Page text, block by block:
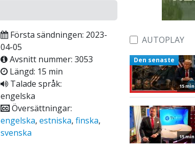
Första sändningen: 2023-
04-05
Avsnitt nummer: 3053
Längd: 15 min
Talade språk:
engelska
Översättningar:
engelska, estniska, finska,
svenska
AUTOPLAY
15 min
Den senaste
15 min